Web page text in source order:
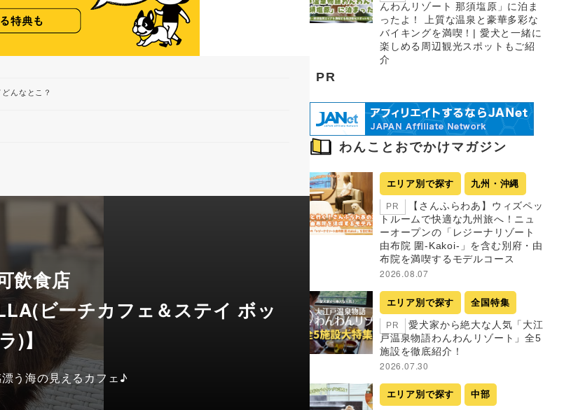
んなとこ？
飲食店
ビーチカフェ＆ステイ ボッ
)】
う海の見えるカフェ♪
んわんリゾート 那須塩原」に泊ま
ったよ！ 上質な温泉と豪華多彩な
バイキングを満喫！| 愛犬と一緒に
楽しめる周辺観光スポットもご紹
介
PR
わんことおでかけマガジン
エリア別で探す 九州・沖縄
PR
【さんふらわあ】ウィズペッ
トルームで快適な九州旅へ！ニュ
ーオープンの「レジーナリゾート
由布院 圍-Kakoi-」を含む別府・由
布院を満喫するモデルコース
2026.08.07
エリア別で探す 全国特集
PR
愛犬家から絶大な人気「大江
戸温泉物語わんわんリゾート」全5
施設を徹底紹介！
2026.07.30
エリア別で探す 中部